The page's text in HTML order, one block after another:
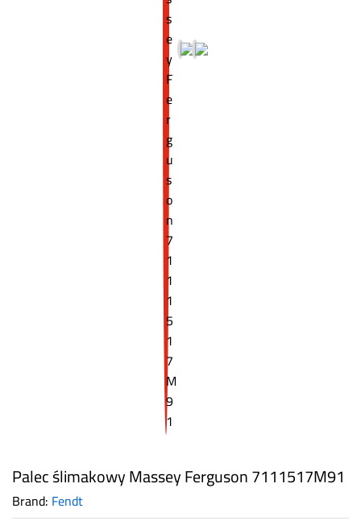
Palec ślimakowy Massey Ferguson 7111517M91
Brand: Fendt